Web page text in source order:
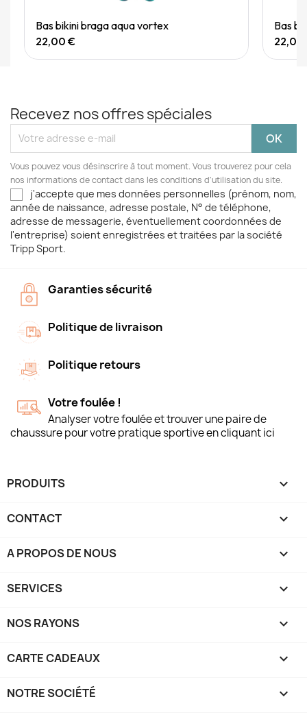
Quick View
Bas bikini braga aqua vortex
22,00 €
Bas
22,00
Recevez nos offres spéciales
Vous pouvez vous désinscrire à tout moment. Vous trouverez pour cela
nos informations de contact dans les conditions d'utilisation du site.
j'accepte que mes données personnelles (prénom, nom,
année de naissance, adresse postale, N° de téléphone,
adresse de messagerie, éventuellement coordonnées de
l'entreprise) soient enregistrées et traitées par la société
Tripp Sport.
Garanties sécurité
Politique de livraison
Politique retours
Votre foulée !
Analyser votre foulée et trouver une paire de
chaussure pour votre pratique sportive en cliquant ici
PRODUITS 
CONTACT 
A PROPOS DE NOUS 
SERVICES 
NOS RAYONS 
CARTE CADEAUX 
NOTRE SOCIÉTÉ 